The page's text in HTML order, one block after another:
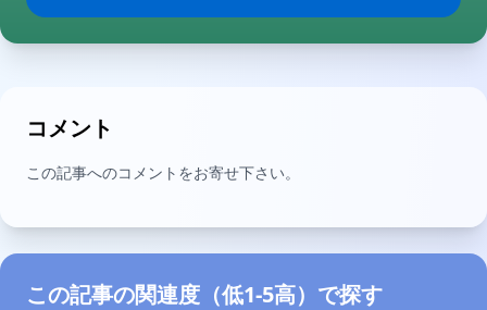
コメント
この記事へのコメントをお寄せ下さい。
この記事の関連度（低1-5高）で探す